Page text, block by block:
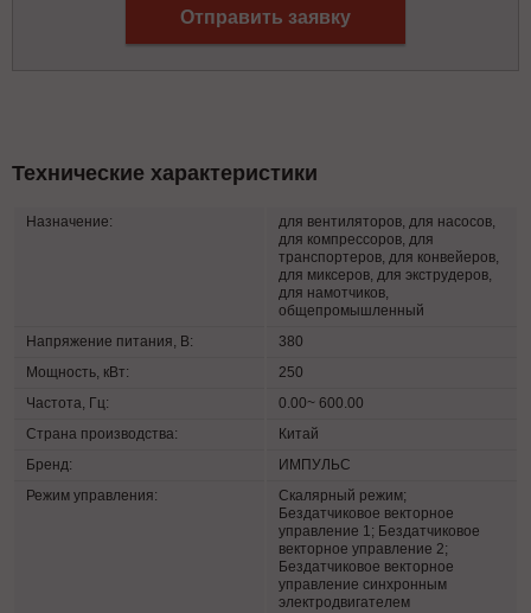
Отправить заявку
Технические характеристики
Назначение:
для вентиляторов, для насосов,
для компрессоров, для
транспортеров, для конвейеров,
для миксеров, для экструдеров,
для намотчиков,
общепромышленный
Напряжение питания, В:
380
Мощность, кВт:
250
Частота, Гц:
0.00~ 600.00
Страна производства:
Китай
Бренд:
ИМПУЛЬС
Режим управления:
Скалярный режим;
Бездатчиковое векторное
управление 1; Бездатчиковое
векторное управление 2;
Бездатчиковое векторное
управление синхронным
электродвигателем